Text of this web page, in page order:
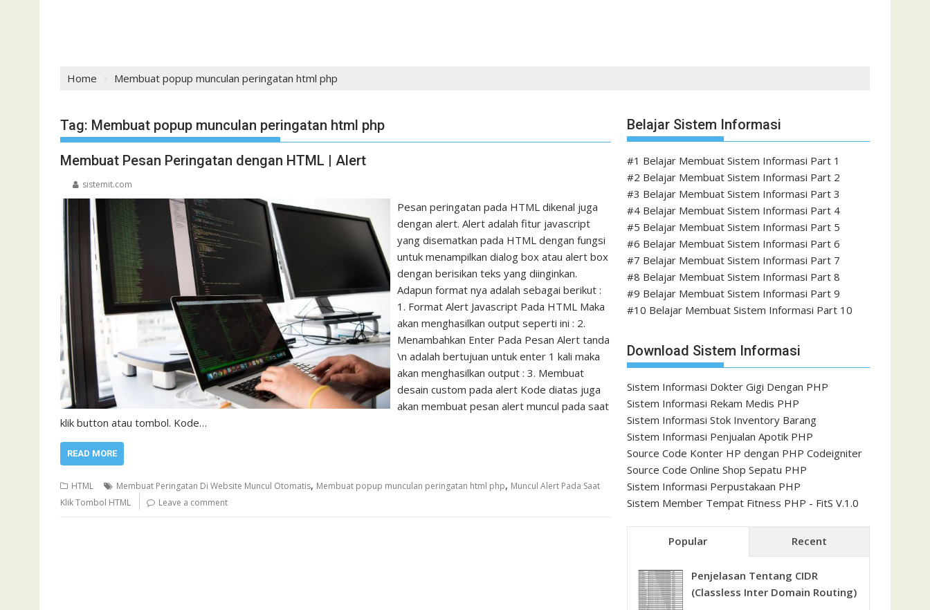
Home Membuat popup munculan peringatan html php
Tag: Membuat popup munculan peringatan html php
Membuat Pesan Peringatan dengan HTML | Alert
sistemit.com
Pesan peringatan pada HTML dikenal juga
dengan alert. Alert adalah fitur javascript
yang disematkan pada HTML dengan fungsi
untuk menampilkan dialog box atau alert box
dengan berisikan teks yang diinginkan.
Adapun format nya adalah sebagai berikut :
1. Format Alert Javascript Pada HTML Maka
akan menghasilkan output seperti ini : 2.
Menambahkan Enter Pada Pesan Alert tanda
\n adalah bertujuan untuk enter 1 kali maka
akan menghasilkan output : 3. Membuat
desain custom pada alert Kode diatas juga
akan membuat pesan alert muncul pada saat
klik button atau tombol. Kode…
READ MORE
HTML Membuat Peringatan Di Website Muncul Otomatis, Membuat popup munculan peringatan html php, Muncul Alert Pada Saat
Klik Tombol HTML
Leave a comment
Belajar Sistem Informasi
#1 Belajar Membuat Sistem Informasi Part 1
#2 Belajar Membuat Sistem Informasi Part 2
#3 Belajar Membuat Sistem Informasi Part 3
#4 Belajar Membuat Sistem Informasi Part 4
#5 Belajar Membuat Sistem Informasi Part 5
#6 Belajar Membuat Sistem Informasi Part 6
#7 Belajar Membuat Sistem Informasi Part 7
#8 Belajar Membuat Sistem Informasi Part 8
#9 Belajar Membuat Sistem Informasi Part 9
#10 Belajar Membuat Sistem Informasi Part 10
Download Sistem Informasi
Sistem Informasi Dokter Gigi Dengan PHP
Sistem Informasi Rekam Medis PHP
Sistem Informasi Stok Inventory Barang
Sistem Informasi Penjualan Apotik PHP
Source Code Konter HP dengan PHP Codeigniter
Source Code Online Shop Sepatu PHP
Sistem Informasi Perpustakaan PHP
Sistem Member Tempat Fitness PHP - FitS V.1.0
Popular Recent
Penjelasan Tentang CIDR
(Classless Inter Domain Routing)